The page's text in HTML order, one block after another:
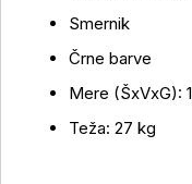
Smernik
Črne barve
Mere (ŠxVxG):
Teža: 27 kg